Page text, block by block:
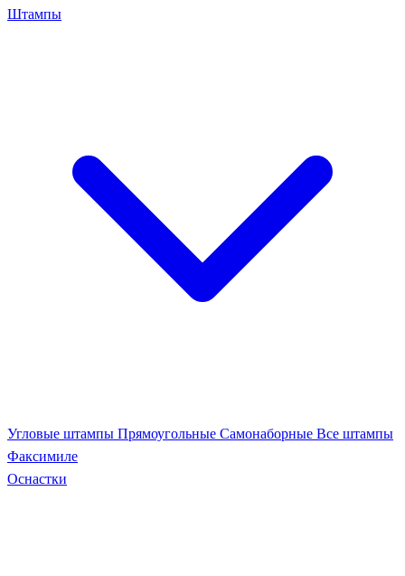
Штампы
Угловые штампы Прямоугольные Самонаборные Все штампы
Факсимиле
Оснастки